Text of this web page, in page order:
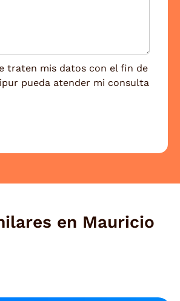
traten mis datos con el fin de
pueda atender mi consulta
en Mauricio